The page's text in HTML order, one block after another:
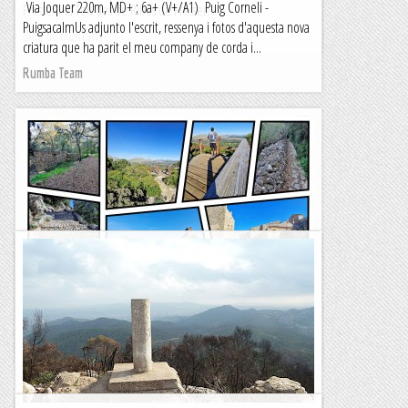
Fresser i el Ter, des de Ribes de Fresser...
Blog de muntanya
Via Joquer 220m, MD+ ; 6a+ (V+/A1) Puig Corneli -
PuigsacalmUs adjunto l'escrit, ressenya i fotos d'aquesta nova
criatura que ha parit el meu company de corda i...
Rumba Team
Puig de Maria y Puig de Santuïri
TrailRunningMallorca – Correr por la isla de Mallorca